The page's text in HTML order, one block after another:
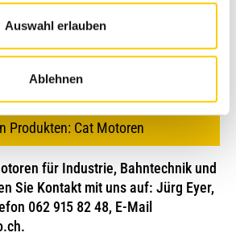
Auswahl erlauben
Ablehnen
im Prüfstand und Feldeinsatz
Entwicklungsarbeit kommt
positiven Rückmeldungen zum
Produkten: Cat Motoren
für Industrie, Bahntechnik und
Sie Kontakt mit uns auf: Jürg Eyer,
062 915 82 48, E-Mail